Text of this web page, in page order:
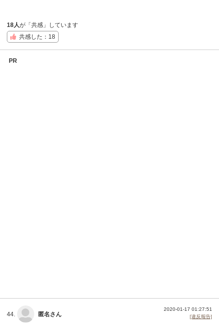
18人が「共感」しています
共感した：18
PR
44. 匿名さん
2020-01-17 01:27:51
[違反報告]